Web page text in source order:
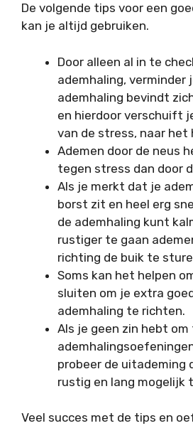
De volgende tips voor een
kan je altijd gebruiken.
Door alleen al in te
ademhaling, verminder
ademhaling bevindt
en hierdoor verschuift
van de stress, naar het
Ademen door de neus
tegen stress dan door
Als je merkt dat je
borst zit en heel erg
de ademhaling kunt
rustiger te gaan
richting de buik te
Soms kan het helpen
sluiten om je extra
ademhaling te richten.
Als je geen zin hebt
probeer de uitademing
rustig en lang mogelijk
Veel succes met de tips en